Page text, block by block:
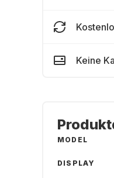
Keine
MODEL
DISPLAY